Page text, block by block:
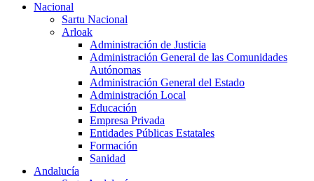
Nacional
Sartu Nacional
Arloak
Administración de Justicia
Administración General de las Comunidades
Autónomas
Administración General del Estado
Administración Local
Educación
Empresa Privada
Entidades Públicas Estatales
Formación
Sanidad
Andalucía